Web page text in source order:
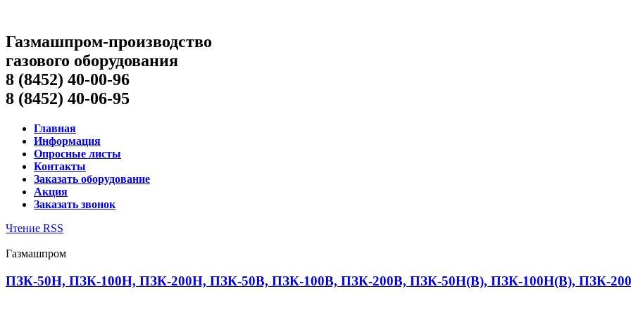
Газмашпром-производство
газового оборудования
8 (8452) 40-00-96
8 (8452) 40-06-95
Главная
Информация
Опросные листы
Контакты
Заказать оборудование
Акция
Заказать звонок
Чтение RSS
Газмашпром
ПЗК-50Н, ПЗК-100Н, ПЗК-200Н, ПЗК-50В, ПЗК-100В, ПЗК-200В, ПЗК-50Н(В), ПЗК-100Н(В), ПЗК-